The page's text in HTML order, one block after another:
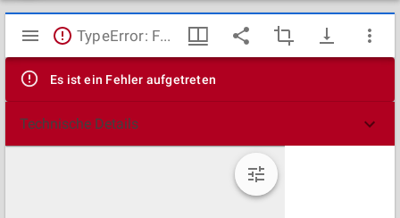
Mirador
Viewer
TypeError: Failed to fetch
Es ist ein Fehler aufgetreten
Technische Details